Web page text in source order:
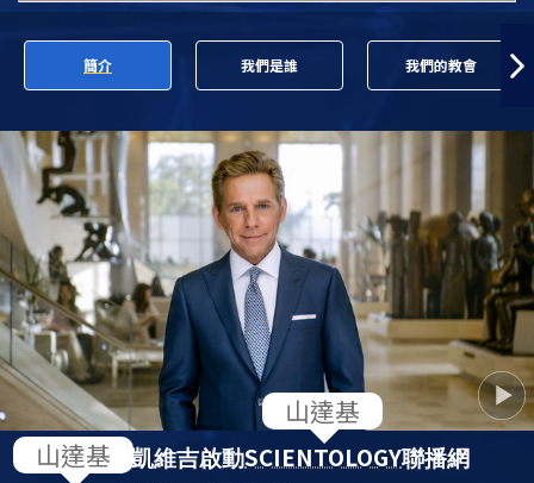
簡介 我們是誰 我們的教會
大衛．密斯凱維吉啟動SCIENTOLOGY聯播網